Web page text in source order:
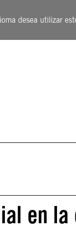
desea utilizar
en